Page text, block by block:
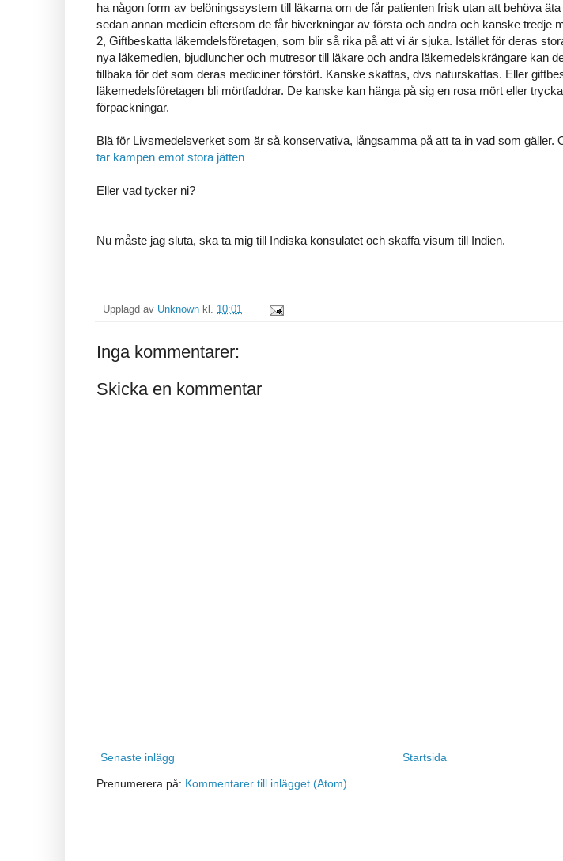
ha någon form av belöningssystem till läkarna om de får patienten frisk utan att behöva
sedan annan medicin eftersom de får biverkningar av första och andra och kanske tredje
2, Giftbeskatta läkemdelsföretagen, som blir så rika på att vi är sjuka. Istället för deras
nya läkemedlen, bjudluncher och mutresor till läkare och andra läkemedelskrängare kan
tillbaka för det som deras mediciner förstört. Kanske skattas, dvs naturskattas. Eller
läkemedelsföretagen bli mörtfaddrar. De kanske kan hänga på sig en rosa mört eller
förpackningar.
Blä för Livsmedelsverket som är så konservativa, långsamma på att ta in vad som gäller.
tar kampen emot stora jätten
Eller vad tycker ni?
Nu måste jag sluta, ska ta mig till Indiska konsulatet och skaffa visum till Indien.
Upplagd av Unknown kl. 10:01
Inga kommentarer:
Skicka en kommentar
Senaste inlägg Startsida
Prenumerera på: Kommentarer till inlägget (Atom)